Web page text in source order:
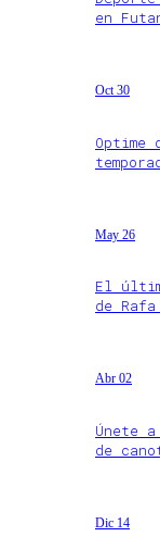
en
Oct 30
Optime
May 26
El
de
Abr 02
Únete
de
Dic 14